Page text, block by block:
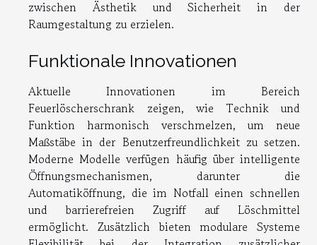
zwischen Ästhetik und Sicherheit in der
Raumgestaltung zu erzielen.
Funktionale Innovationen
Aktuelle Innovationen im Bereich
Feuerlöscherschrank zeigen, wie Technik und
Funktion harmonisch verschmelzen, um neue
Maßstäbe in der Benutzerfreundlichkeit zu setzen.
Moderne Modelle verfügen häufig über intelligente
Öffnungsmechanismen, darunter die
Automatiköffnung, die im Notfall einen schnellen
und barrierefreien Zugriff auf Löschmittel
ermöglicht. Zusätzlich bieten modulare Systeme